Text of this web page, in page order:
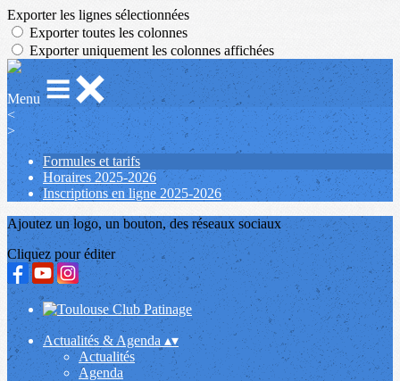
Exporter les lignes sélectionnées
Exporter toutes les colonnes
Exporter uniquement les colonnes affichées
Menu
<
>
Formules et tarifs
Horaires 2025-2026
Inscriptions en ligne 2025-2026
Ajoutez un logo, un bouton, des réseaux sociaux
Cliquez pour éditer
Actualités & Agenda ▴▾
Actualités
Agenda